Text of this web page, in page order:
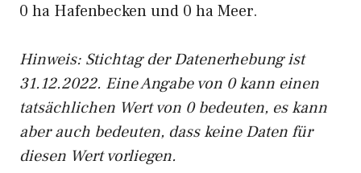
0 ha Hafenbecken und 0 ha Meer.
Hinweis: Stichtag der Datenerhebung ist
31.12.2022. Eine Angabe von 0 kann einen
tatsächlichen Wert von 0 bedeuten, es kann
aber auch bedeuten, dass keine Daten für
diesen Wert vorliegen.